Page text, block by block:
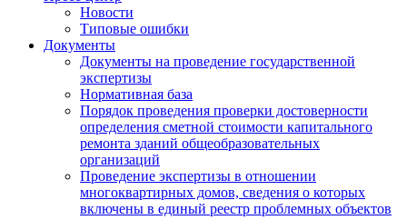
Новости
Типовые ошибки
Документы
Документы на проведение государственной
экспертизы
Нормативная база
Порядок проведения проверки достоверности
определения сметной стоимости капитального
ремонта зданий общеобразовательных
организаций
Проведение экспертизы в отношении
многоквартирных домов, сведения о которых
включены в единый реестр проблемных объектов